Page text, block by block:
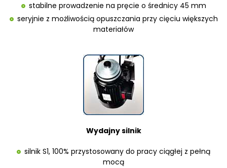
stabilne prowadzenie na pręcie o średnicy 45 mm
seryjnie z możliwością opuszczania przy cięciu większych
materiałów
Wydajny silnik
silnik S1, 100% przystosowany do pracy ciągłej z pełną
mocą